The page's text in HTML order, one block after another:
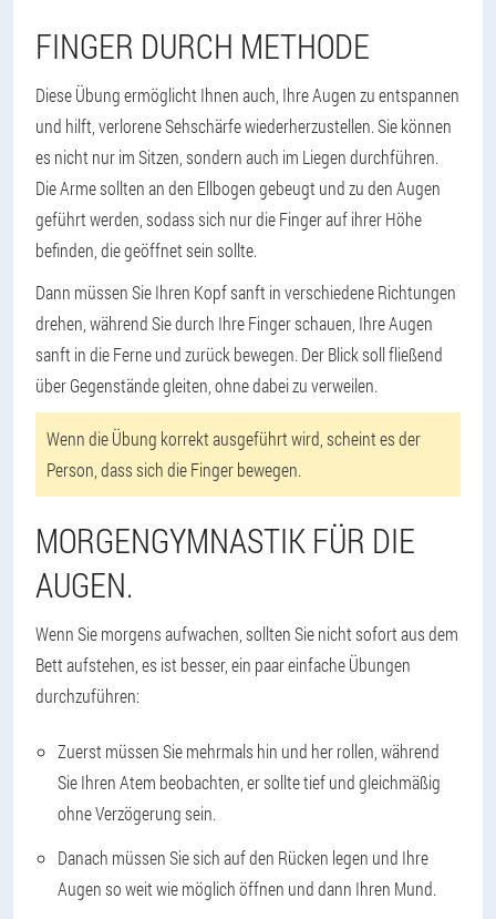
FINGER DURCH METHODE
Diese Übung ermöglicht Ihnen auch, Ihre Augen zu entspannen
und hilft, verlorene Sehschärfe wiederherzustellen. Sie können
es nicht nur im Sitzen, sondern auch im Liegen durchführen.
Die Arme sollten an den Ellbogen gebeugt und zu den Augen
geführt werden, sodass sich nur die Finger auf ihrer Höhe
befinden, die geöffnet sein sollte.
Dann müssen Sie Ihren Kopf sanft in verschiedene Richtungen
drehen, während Sie durch Ihre Finger schauen, Ihre Augen
sanft in die Ferne und zurück bewegen. Der Blick soll fließend
über Gegenstände gleiten, ohne dabei zu verweilen.
Wenn die Übung korrekt ausgeführt wird, scheint es der
Person, dass sich die Finger bewegen.
MORGENGYMNASTIK FÜR DIE
AUGEN.
Wenn Sie morgens aufwachen, sollten Sie nicht sofort aus dem
Bett aufstehen, es ist besser, ein paar einfache Übungen
durchzuführen:
Zuerst müssen Sie mehrmals hin und her rollen, während
Sie Ihren Atem beobachten, er sollte tief und gleichmäßig
ohne Verzögerung sein.
Danach müssen Sie sich auf den Rücken legen und Ihre
Augen so weit wie möglich öffnen und dann Ihren Mund.